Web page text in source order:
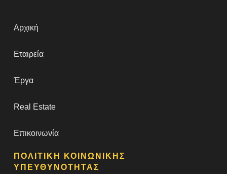
Αρχική
Εταιρεία
Έργα
Real Estate
Επικοινωνία
ΠΟΛΙΤΙΚΗ ΚΟΙΝΩΝΙΚΗΣ
ΥΠΕΥΘΥΝΟΤΗΤΑΣ